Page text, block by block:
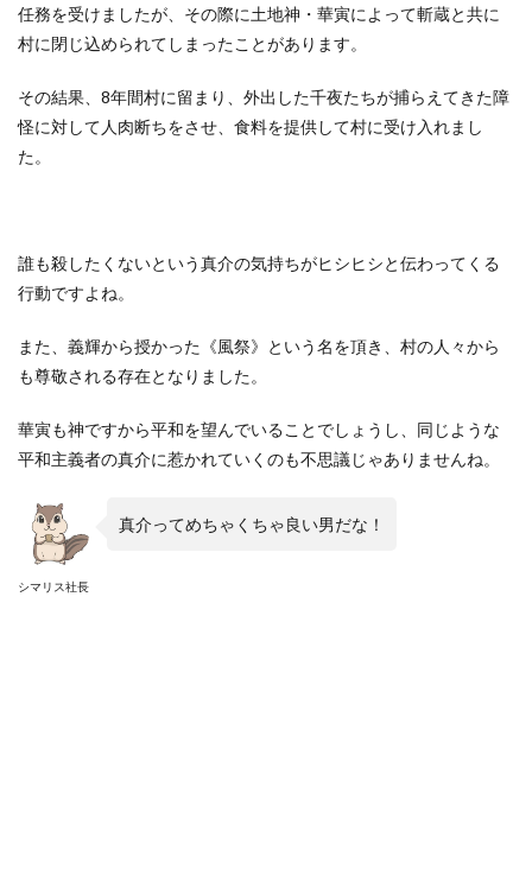
任務を受けましたが、その際に土地神・華寅によって斬蔵と共に
村に閉じ込められてしまったことがあります。
その結果、8年間村に留まり、外出した千夜たちが捕らえてきた障
怪に対して人肉断ちをさせ、食料を提供して村に受け入れまし
た。
誰も殺したくないという真介の気持ちがヒシヒシと伝わってくる
行動ですよね。
また、義輝から授かった《風祭》という名を頂き、村の人々から
も尊敬される存在となりました。
華寅も神ですから平和を望んでいることでしょうし、同じような
平和主義者の真介に惹かれていくのも不思議じゃありませんね。
シマリス社長
真介ってめちゃくちゃ良い男だな！